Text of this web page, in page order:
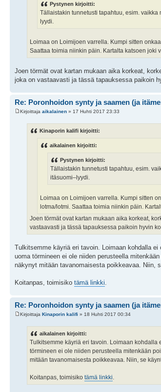
Pystynen kirjoitti:
Tällaistakin tunnetusti tapahtuu, esim. vaikka
lyydi.
Loimaa on Loimijoen varrella. Kumpi sitten
Saattaa toimia niinkin päin. Kartalta katsoen joki
Joen törmät ovat kartan mukaan aika korkeat,
joka on vastaavasti ja tässä tapauksessa paikoin
Re: Poronhoidon synty ja saamen (ja
Kirjoittaja aikalainen » 17 Huhti 2017 23:33
Kinaporin kalifi kirjoitti:
aikalainen kirjoitti:
Pystynen kirjoitti:
Tällaistakin tunnetusti tapahtuu, esim.
itäsuomi–lyydi.
Loimaa on Loimijoen varrella. Kumpi sitten
lotma/lotmi. Saattaa toimia niinkin päin.
Joen törmät ovat kartan mukaan aika korkeat,
vastaavasti ja tässä tapauksessa paikoin hyvin
Tulkitsemme käyriä eri tavoin. Loimaan kohdalla
uoma törmineen ei ole niiden perusteella
näkynyt mitään tavanomaisesta poikkeavaa. Niin,
Koitanpas, toimisiko tämä linkki
Re: Poronhoidon synty ja saamen (ja
Kirjoittaja Kinaporin kalifi » 18 Huhti 2017 00:34
aikalainen kirjoitti:
Tulkitsemme käyriä eri tavoin. Loimaan
törmineen ei ole niiden perusteella mitenkään
mitään tavanomaisesta poikkeavaa. Niin, se
Koitanpas, toimisiko tämä linkki